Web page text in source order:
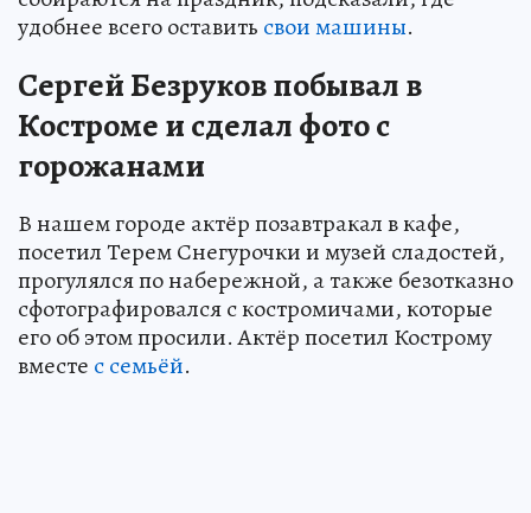
удобнее всего оставить свои машины.
Сергей Безруков побывал в
Костроме и сделал фото с
горожанами
В нашем городе актёр позавтракал в кафе,
посетил Терем Снегурочки и музей сладостей,
прогулялся по набережной, а также безотказно
сфотографировался с костромичами, которые
его об этом просили. Актёр посетил Кострому
вместе с семьёй.